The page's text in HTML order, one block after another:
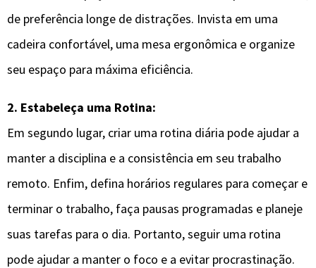
de preferência longe de distrações. Invista em uma
cadeira confortável, uma mesa ergonômica e organize
seu espaço para máxima eficiência.
2. Estabeleça uma Rotina:
Em segundo lugar, criar uma rotina diária pode ajudar a
manter a disciplina e a consistência em seu trabalho
remoto. Enfim, defina horários regulares para começar e
terminar o trabalho, faça pausas programadas e planeje
suas tarefas para o dia. Portanto, seguir uma rotina
pode ajudar a manter o foco e a evitar procrastinação.